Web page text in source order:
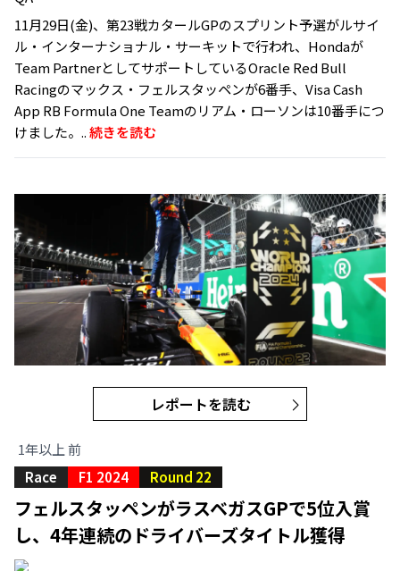
11月29日(金)、第23戦カタールGPのスプリント予選がルサイ
ル・インターナショナル・サーキットで行われ、Hondaが
Team PartnerとしてサポートしているOracle Red Bull
Racingのマックス・フェルスタッペンが6番手、Visa Cash
App RB Formula One Teamのリアム・ローソンは10番手につ
けました。..続きを読む
レポートを読む
1年以上 前
Race
F1 2024 Round 22
フェルスタッペンがラスベガスGPで5位入賞
し、4年連続のドライバーズタイトル獲得